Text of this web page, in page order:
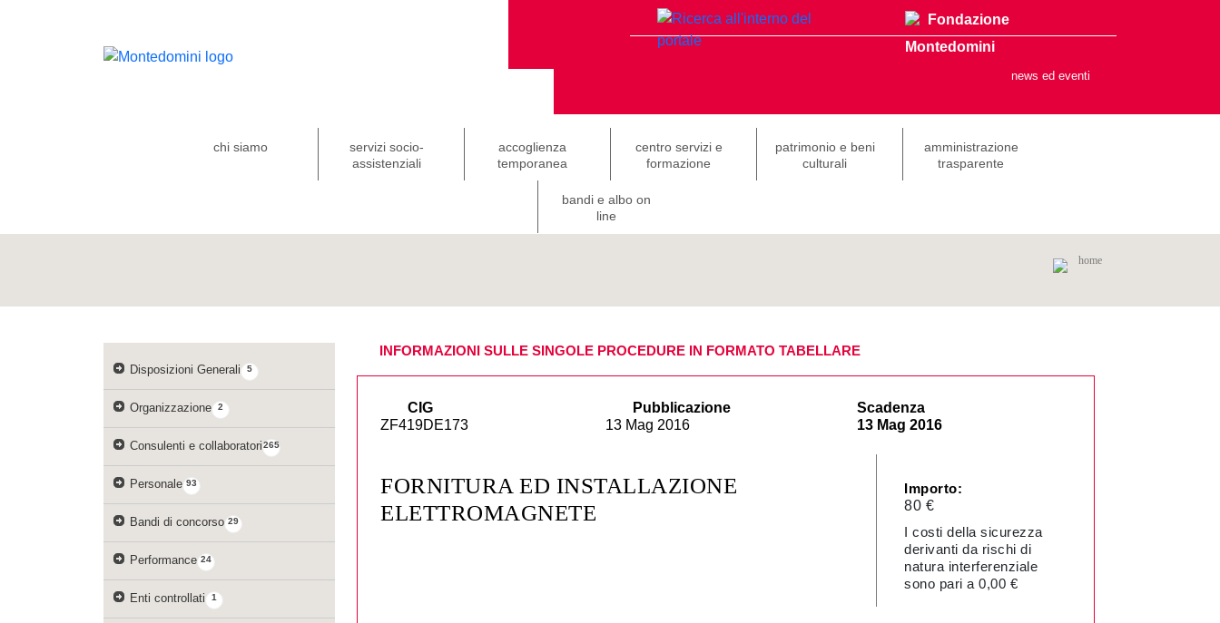
Fondazione
Montedomini
news ed eventi
chi siamo
servizi socio-
assistenziali
accoglienza
temporanea
centro servizi e
formazione
patrimonio e beni
culturali
amministrazione
trasparente
bandi e albo on
line
home
5
Disposizioni Generali
2
Organizzazione
265
Consulenti e collaboratori
93
Personale
29
Bandi di concorso
24
Performance
1
Enti controllati
INFORMAZIONI SULLE SINGOLE PROCEDURE IN FORMATO TABELLARE
CIG
ZF419DE173
Pubblicazione
13 Mag 2016
Scadenza
13 Mag 2016
FORNITURA ED INSTALLAZIONE
ELETTROMAGNETE
Importo:
80 €
I costi della sicurezza
derivanti da rischi di
natura interferenziale
sono pari a 0,00 €